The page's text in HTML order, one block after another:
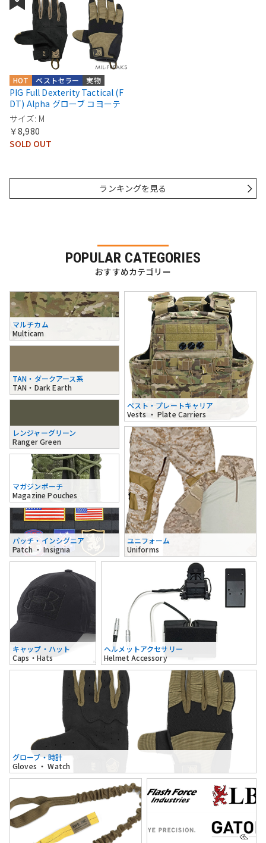
実物
ベストセラー
HOT
PIG Full Dexterity Tactical (F
DT) Alpha グローブ コヨーテ
サイズ: M
￥8,980
SOLD OUT
ランキングを見る
POPULAR CATEGORIES
おすすめカテゴリー
マルチカム
Multicam
TAN・ダークアース系
TAN・Dark Earth
レンジャーグリーン
Ranger Green
ベスト・プレートキャリア
Vests ・ Plate Carriers
マガジンポーチ
Magazine Pouches
パッチ・インシグニア
Patch ・ Insignia
ユニフォーム
Uniforms
キャップ・ハット
Caps・Hats
ヘルメットアクセサリー
Helmet Accessory
グローブ・時計
Gloves ・ Watch